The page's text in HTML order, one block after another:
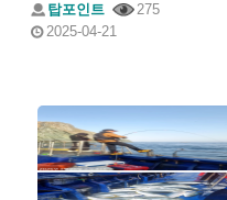
탑포인트
275
2025-04-21